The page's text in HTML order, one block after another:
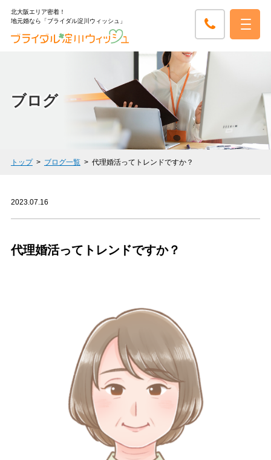
北大阪エリア密着！
地元婚なら「ブライダル淀川ウィッシュ」
ブログ
トップ ブログ一覧 代理婚活ってトレンドですか？
2023.07.16
代理婚活ってトレンドですか？